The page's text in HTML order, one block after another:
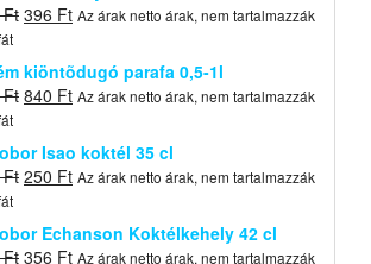
Ft Original
was:
565 Ft.
396 FtCurrent
is:
396 Ft.
Az árak netto árak, nem tartalmazzák
kiöntõdugó parafa 0,5-1l
Ft Original
was:
890 Ft.
840 FtCurrent
is:
840 Ft.
Az árak netto árak, nem tartalmazzák
Isao koktél 35 cl
Ft Original
was:
278 Ft.
250 FtCurrent
250 Ft.
Az árak netto árak, nem tartalmazzák
Echanson Koktélkehely 42 cl
Ft Original
356 FtCurrent
Az árak netto árak, nem tartalmazzák